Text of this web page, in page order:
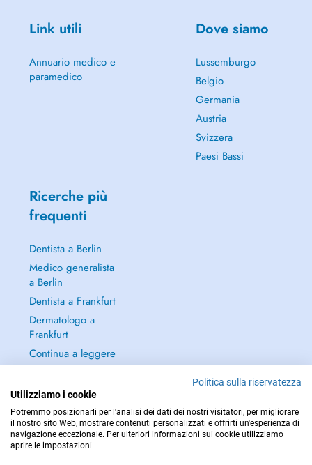
Link utili
Annuario medico e
paramedico
Dove siamo
Lussemburgo
Belgio
Germania
Austria
Svizzera
Paesi Bassi
Ricerche più
frequenti
Dentista a Berlin
Medico generalista
a Berlin
Dentista a Frankfurt
Dermatologo a
Frankfurt
Continua a leggere
→
PER LE URGENZE, CONSULTARE : 112
Politica sulla riservatezza
Utilizziamo i cookie
Potremmo posizionarli per l'analisi dei dati dei nostri visitatori, per migliorare
il nostro sito Web, mostrare contenuti personalizzati e offrirti un'esperienza di
navigazione eccezionale. Per ulteriori informazioni sui cookie utilizziamo
aprire le impostazioni.